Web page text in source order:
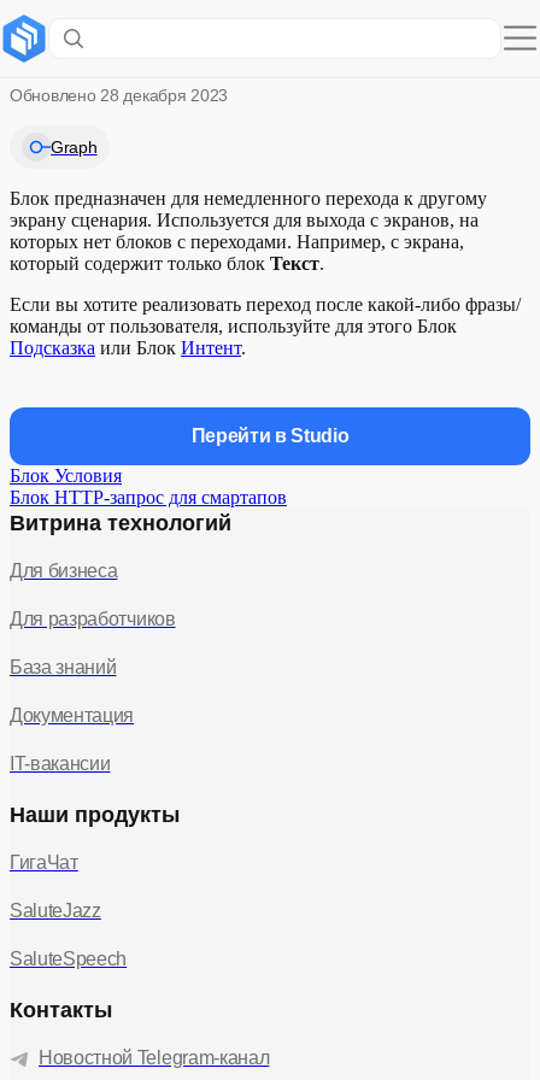
Блок Переход
Обновлено 28 декабря 2023
Graph
Блок предназначен для немедленного перехода к другому
экрану сценария. Используется для выхода с экранов, на
которых нет блоков с переходами. Например, с экрана,
который содержит только блок Текст.
Если вы хотите реализовать переход после какой-либо фразы/
команды от пользователя, используйте для этого Блок
Подсказка или Блок Интент.
Перейти в Studio
Блок Условия
Блок HTTP-запрос для смартапов
Витрина технологий
Для бизнеса
Для разработчиков
База знаний
Документация
IT-вакансии
Наши продукты
ГигаЧат
SaluteJazz
SaluteSpeech
Контакты
Новостной Telegram-канал